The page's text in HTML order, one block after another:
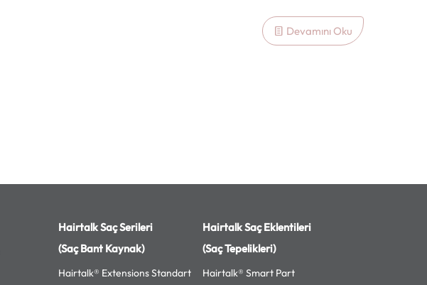
Devamını Oku
Hairtalk Saç Serileri
(Saç Bant Kaynak)
Hairtalk® Extensions Standart
Hairtalk Saç Eklentileri
(Saç Tepelikleri)
Hairtalk® Smart Part